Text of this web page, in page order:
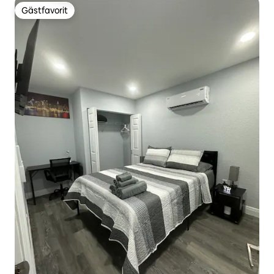
Gästfavorit
Gästfavorit